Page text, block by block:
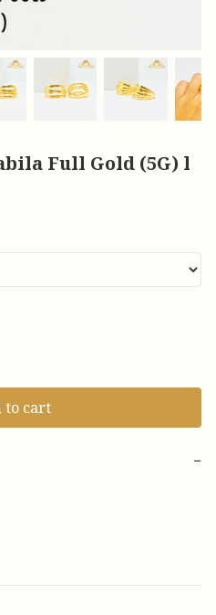
Full Gold (5G) l
to cart
−